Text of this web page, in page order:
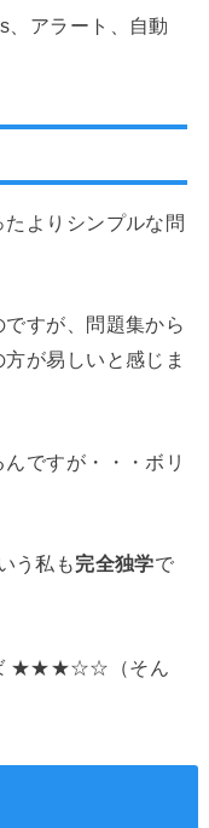
アラート、自動
よりシンプルな問
すが、問題集から
が易しいと感じま
ですが・・・ボリ
う私も完全独学で
ば ★★★☆☆（そん